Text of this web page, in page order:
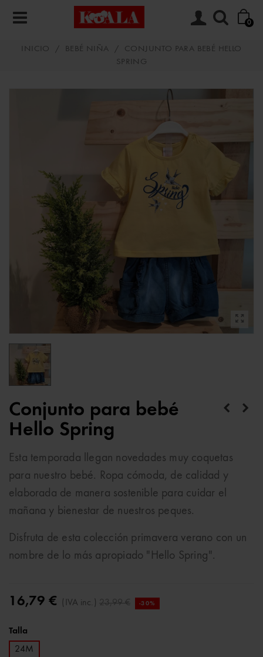
0
INICIO / BEBÉ NIÑA /
CONJUNTO PARA BEBÉ HELLO
SPRING
Conjunto para bebé
Hello Spring
Esta temporada llegan novedades muy coquetas
para nuestro bebé. Ropa cómoda, de calidad y
elaborada de manera sostenible para cuidar el
mañana y bienestar de nuestros peques.
Disfruta de esta colección primavera verano con un
nombre de lo más apropiado "Hello Spring".
16,79 € (IVA inc.) 23,99 € -30%
Talla
24M